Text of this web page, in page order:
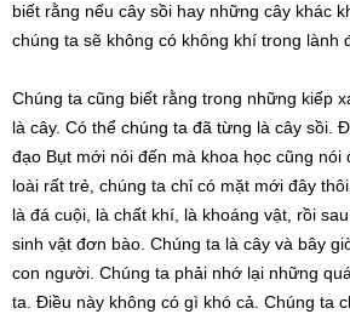
biết rằng nếu cây sồi hay những cây khác
chúng ta sẽ không có không khí trong lành
Chúng ta cũng biết rằng trong những kiếp
là cây. Có thể chúng ta đã từng là cây sồi.
đạo Bụt mới nói đến mà khoa học cũng
loài rất trẻ, chúng ta chỉ có mặt mới đây
là đá cuội, là chất khí, là khoáng vật, rồi
sinh vật đơn bào. Chúng ta là cây và bây
con người. Chúng ta phải nhớ lại những
ta. Điều này không có gì khó cả. Chúng ta